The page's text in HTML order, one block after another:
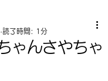
ゃんさやちゃ
読了時間: 1分